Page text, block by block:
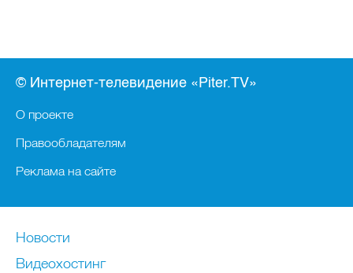
© Интернет-телевидение «Piter.TV»
О проекте
Правообладателям
Реклама на сайте
Новости
Видеохостинг